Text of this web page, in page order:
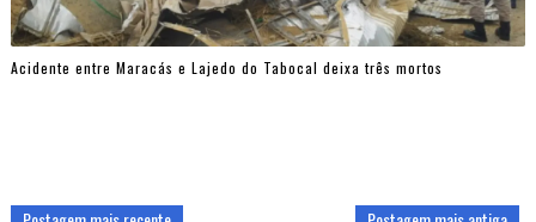
Acidente entre Maracás e Lajedo do Tabocal deixa três mortos